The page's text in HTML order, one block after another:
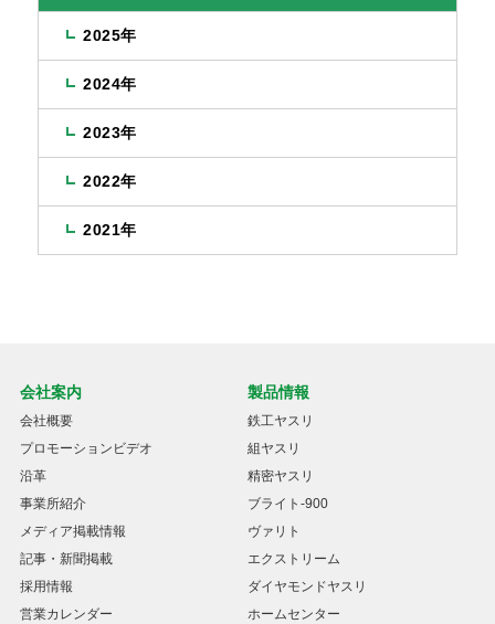
2025年
2024年
2023年
2022年
2021年
会社案内
会社概要
プロモーションビデオ
沿革
事業所紹介
メディア掲載情報
記事・新聞掲載
採用情報
営業カレンダー
製品情報
鉄工ヤスリ
組ヤスリ
精密ヤスリ
ブライト-900
ヴァリト
エクストリーム
ダイヤモンドヤスリ
ホームセンター